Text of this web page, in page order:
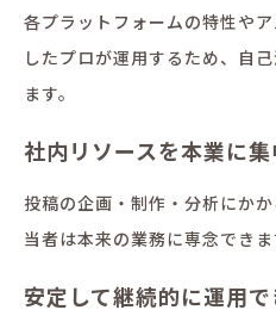
各プラットフォームの特性や
したプロが運用するため、自
ます。
社内リソースを本業に
投稿の企画・制作・分析にか
当者は本来の業務に専念できま
安定して継続的に運用で